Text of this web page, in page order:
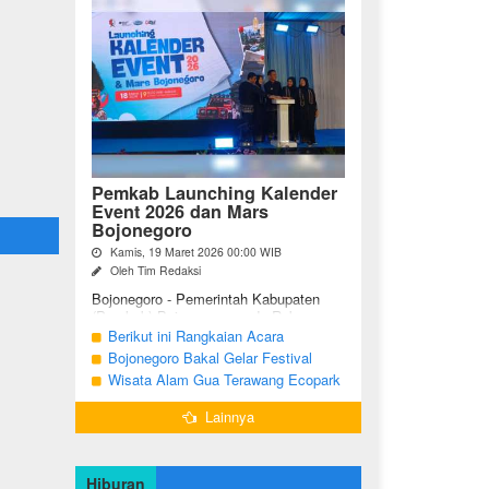
Pemkab Launching Kalender
Event 2026 dan Mars
Bojonegoro
Kamis, 19 Maret 2026 00:00 WIB
Oleh Tim Redaksi
Bojonegoro - Pemerintah Kabupaten
(Pemkab) Bojonegoro, pada Rabu
malam (18/03/2026), bertempat di Jalan
Mas Tumapel Bojoonegoro,
melaunching Kalender Event
Bojonegoro ...
Berikut ini Rangkaian Acara
Peringatan Hari Jadi Bojonegoro Ke-
348 Tahun 2025
Bojonegoro Bakal Gelar Festival
Geopark 2025
Wisata Alam Gua Terawang Ecopark
Blora Kini Semakin Menarik
Lainnya
Hiburan